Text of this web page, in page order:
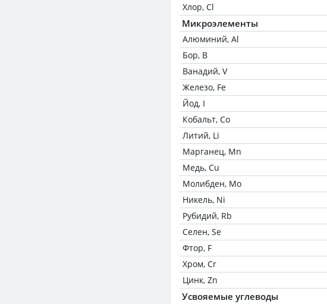
Хлор, Cl
Микроэлементы
Алюминий, Al
Бор, B
Ванадий, V
Железо, Fe
Йод, I
Кобальт, Co
Литий, Li
Марганец, Mn
Медь, Cu
Молибден, Mo
Никель, Ni
Рубидий, Rb
Селен, Se
Фтор, F
Хром, Cr
Цинк, Zn
Усвояемые углеводы